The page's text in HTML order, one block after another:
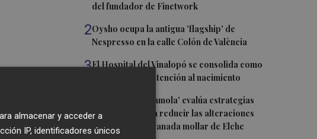
del fundador de Finetwork
2Oysho ocupa la antigua 'flagship' de
Nespresso en la calle Colón de València
3El Hospital del Vinalopó se consolida como
referente en la atención al nacimiento
El proyecto 'Gramola' evalúa estrategias
sostenibles para reducir las alteraciones
internas de la granada mollar de Elche
almacenar y acceder a
IP, identificadores únicos